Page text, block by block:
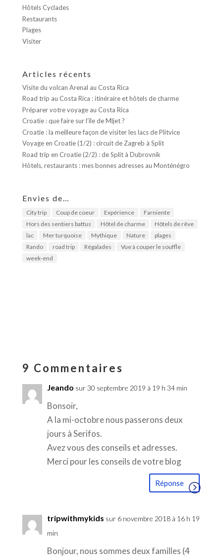
Hôtels Cyclades
Restaurants
Plages
Visiter
Articles récents
Visite du volcan Arenal au Costa Rica
Road trip au Costa Rica : itinéraire et hôtels de charme
Préparer votre voyage au Costa Rica
Croatie : que faire sur l’île de Mljet ?
Croatie : la meilleure façon de visiter les lacs de Plitvice
Voyage en Croatie (1/2) : circuit de Zagreb à Split
Road trip en Croatie (2/2) : de Split à Dubrovnik
Hôtels, restaurants : mes bonnes adresses au Monténégro
Envies de…
City trip Coup de coeur Expérience
Farniente
Hors des sentiers battus
Hôtel de charme
Hôtels de rêve
lac
Mer turquoise Mythique Nature
plages
Rando
road trip Régalades
Vue à couper le souffle
week-end
9 Commentaires
Jeando sur 30 septembre 2019 à 19 h 34 min
Bonsoir,
A la mi-octobre nous passerons deux
jours à Serifos.
Avez vous des conseils et adresses.
Merci pour les conseils de votre blog
Réponse
tripwithmykids sur 6 novembre 2018 à 16 h 19
min
Bonjour, nous sommes deux familles (4